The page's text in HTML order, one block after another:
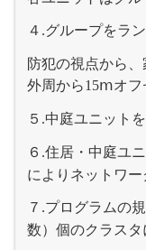
４ .グループをラ
防犯の視点から
外周から15ⅿオ
５ .中庭ユニット
６ .住居・中庭ユ
によりネットワ
７ .プログラムの
数）個のクラスタ